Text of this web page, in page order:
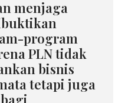
menjaga
program
PLN tidak
bisnis
tetapi juga